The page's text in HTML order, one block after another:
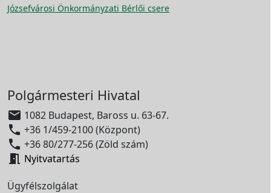
Józsefvárosi Önkormányzati Bérlői csere
Polgármesteri Hivatal
 1082 Budapest, Baross u. 63-67.
 +36 1/459-2100 (Központ)
 +36 80/277-256 (Zöld szám)
 Nyitvatartás
Ügyfélszolgálat